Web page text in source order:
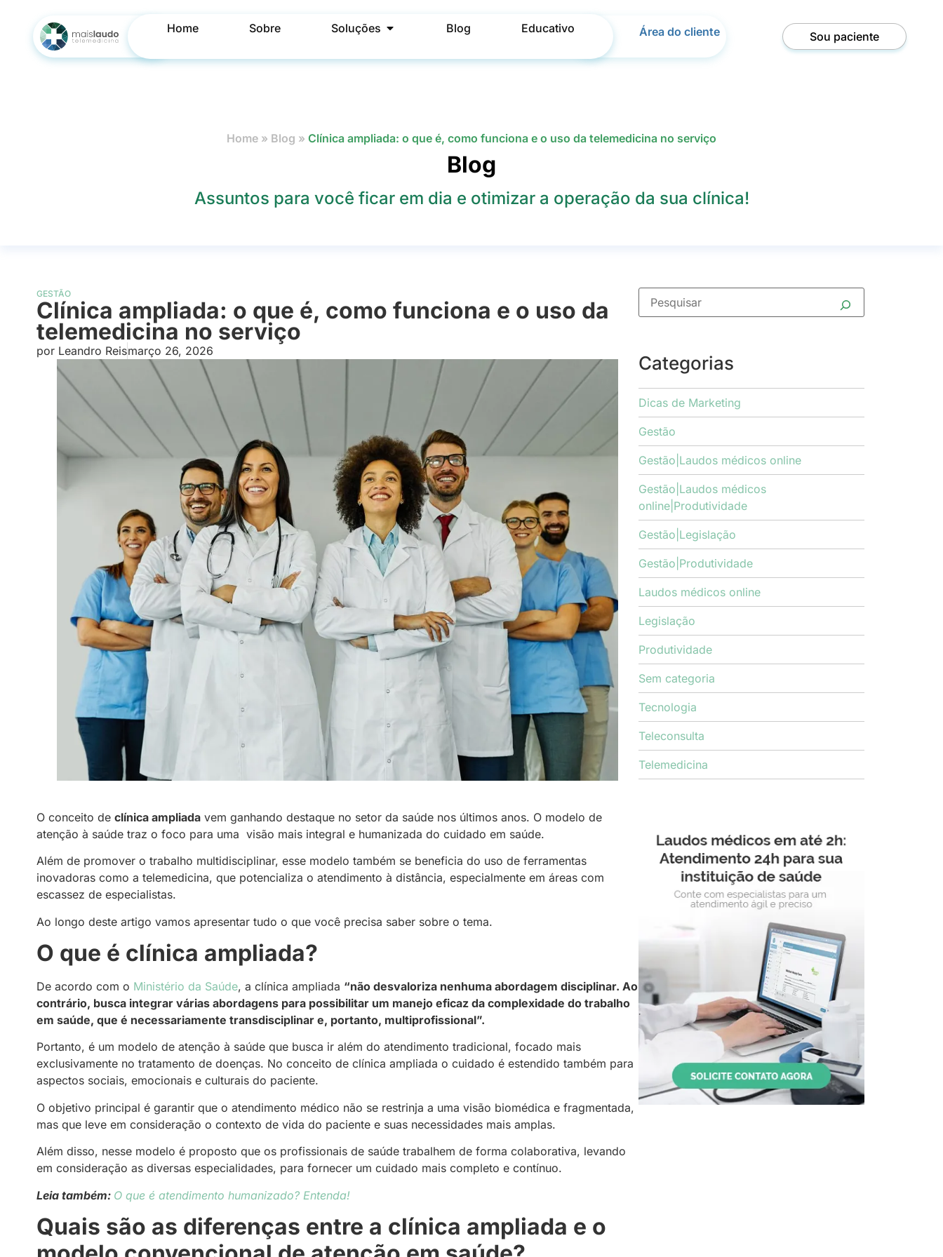
Home Sobre Soluções Blog Educativo Área do cliente Sou paciente
Home » Blog » Clínica ampliada: o que é, como funciona e o uso da telemedicina no serviço
Blog
Assuntos para você ficar em dia e otimizar a operação da sua clínica!
GESTÃO
Clínica ampliada: o que é, como funciona e o uso da
telemedicina no serviço
por Leandro Reismarço 26, 2026
O conceito de clínica ampliada vem ganhando destaque no setor da saúde nos últimos anos. O modelo de
atenção à saúde traz o foco para uma visão mais integral e humanizada do cuidado em saúde.
Além de promover o trabalho multidisciplinar, esse modelo também se beneficia do uso de ferramentas
inovadoras como a telemedicina, que potencializa o atendimento à distância, especialmente em áreas com
escassez de especialistas.
Ao longo deste artigo vamos apresentar tudo o que você precisa saber sobre o tema.
O que é clínica ampliada?
De acordo com o Ministério da Saúde, a clínica ampliada “não desvaloriza nenhuma abordagem disciplinar. Ao
contrário, busca integrar várias abordagens para possibilitar um manejo eficaz da complexidade do trabalho
em saúde, que é necessariamente transdisciplinar e, portanto, multiprofissional”.
Portanto, é um modelo de atenção à saúde que busca ir além do atendimento tradicional, focado mais
exclusivamente no tratamento de doenças. No conceito de clínica ampliada o cuidado é estendido também para
aspectos sociais, emocionais e culturais do paciente.
O objetivo principal é garantir que o atendimento médico não se restrinja a uma visão biomédica e fragmentada,
mas que leve em consideração o contexto de vida do paciente e suas necessidades mais amplas.
Além disso, nesse modelo é proposto que os profissionais de saúde trabalhem de forma colaborativa, levando
em consideração as diversas especialidades, para fornecer um cuidado mais completo e contínuo.
Leia também: O que é atendimento humanizado? Entenda!
Quais são as diferenças entre a clínica ampliada e o
Categorias
Dicas de Marketing
Gestão
Gestão|Laudos médicos online
Gestão|Laudos médicos
online|Produtividade
Gestão|Legislação
Gestão|Produtividade
Laudos médicos online
Legislação
Produtividade
Sem categoria
Tecnologia
Teleconsulta
Telemedicina